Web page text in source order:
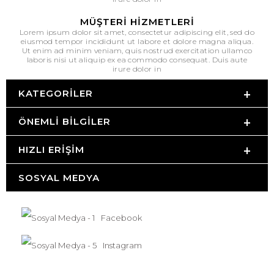
MÜŞTERI HIZMETLERI
Lorem ipsum dolor sit amet, consectetur adipiscing elit, sed do
eiusmod tempor incididunt ut labore et dolore magna aliqua.
Ut enim ad minim veniam, quis nostrud exercitation ullamco
laboris nisi ut aliquip ex ea commodo consequat. Duis aute
irure dolor in
KATEGORILER
ÖNEMLI BILGILER
HIZLI ERIŞIM
SOSYAL MEDYA
Facebook
Instagram